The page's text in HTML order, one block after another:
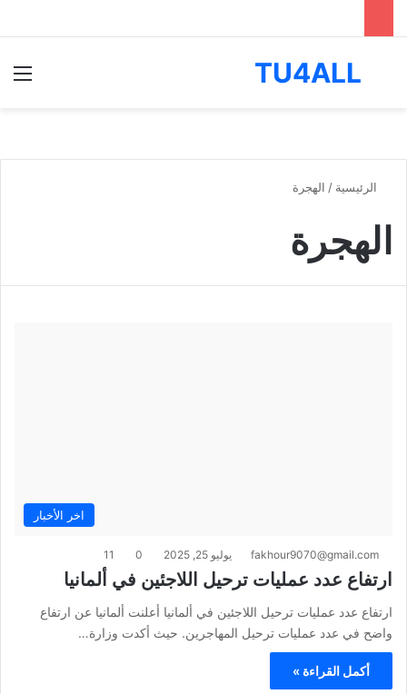
TU4ALL
بحث عن
الرئيسية / الهجرة
الهجرة
اخر الأخبار
fakhour9070@gmail.com يوليو 25, 2025 0
11
ارتفاع عدد عمليات ترحيل اللاجئين في ألمانيا
ارتفاع عدد عمليات ترحيل اللاجئين في ألمانيا أعلنت ألمانيا عن ارتفاع
واضح في عدد عمليات ترحيل المهاجرين. حيث أكدت وزارة…
أكمل القراءة »